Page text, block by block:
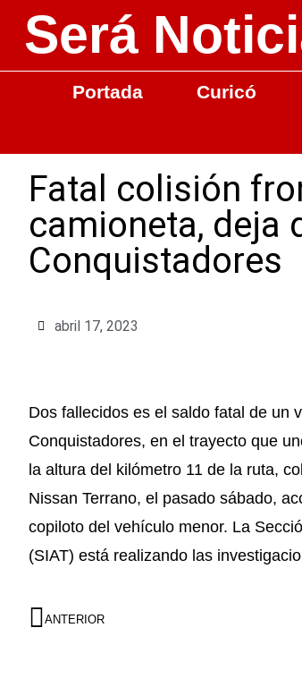
Será
Portada Curicó
Fatal colisión
camioneta, deja
Conquistadores
abril 17, 2023
Dos fallecidos es el saldo fatal de un
Conquistadores, en el trayecto que
la altura del kilómetro 11 de la ruta,
Nissan Terrano, el pasado sábado,
copiloto del vehículo menor. La
(SIAT) está realizando las
ANTERIOR